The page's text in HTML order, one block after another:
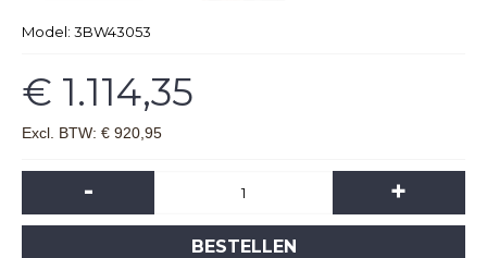
Model: 3BW43053
€ 1.114,35
Excl. BTW: € 920,95
- +
BESTELLEN